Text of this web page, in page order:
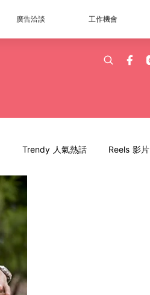
廣告洽談 工作機會
Trendy 人氣熱話 Reels 影片